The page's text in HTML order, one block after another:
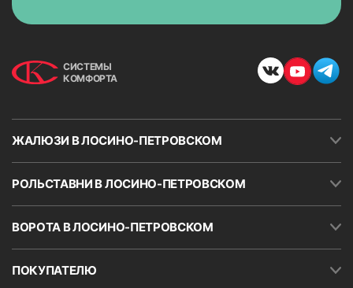
СИСТЕМЫ
КОМФОРТА
ЖАЛЮЗИ В ЛОСИНО-ПЕТРОВСКОМ
РОЛЬСТАВНИ В ЛОСИНО-ПЕТРОВСКОМ
ВОРОТА В ЛОСИНО-ПЕТРОВСКОМ
ПОКУПАТЕЛЮ